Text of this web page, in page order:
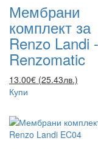
Мембрани
комплект за
Renzo Landi -
Renzomatic
13.00€ (25.43лв.)
Купи